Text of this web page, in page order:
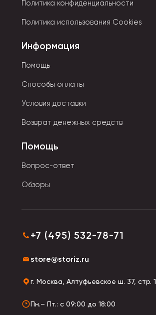
Политика конфиденциальности
Политика использования Cookies
Информация
Помощь
Способы оплаты
Условия доставки
Возврат денежных средств
Помощь
Вопрос-ответ
Обзоры
+7 (495) 532-78-71
store@storiz.ru
г. Москва, Алтуфьевское ш. 37, стр. 1
Пн.– Пт.: с 09:00 до 18:00